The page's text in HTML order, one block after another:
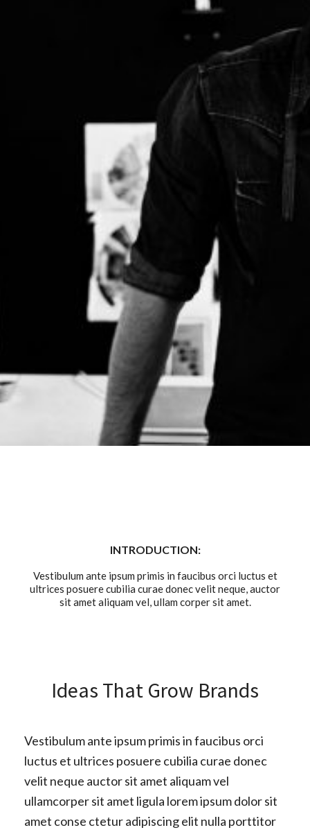
INTRODUCTION:
Vestibulum ante ipsum primis in faucibus orci luctus et
ultrices posuere cubilia curae donec velit neque, auctor
sit amet aliquam vel, ullam corper sit amet.
Ideas That Grow Brands
Vestibulum ante ipsum primis in faucibus orci
luctus et ultrices posuere cubilia curae donec
velit neque auctor sit amet aliquam vel
ullamcorper sit amet ligula lorem ipsum dolor sit
amet conse ctetur adipiscing elit nulla porttitor